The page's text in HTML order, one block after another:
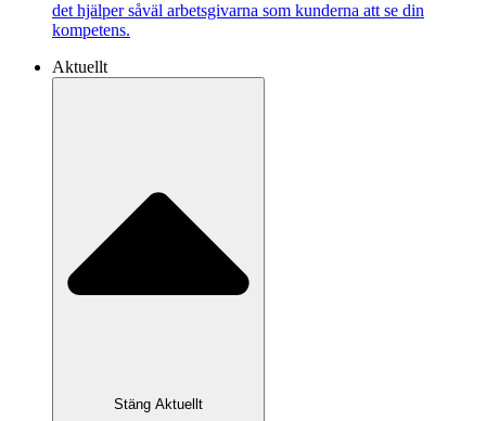
det hjälper såväl arbetsgivarna som kunderna att se din
kompetens.
Aktuellt
Stäng Aktuellt